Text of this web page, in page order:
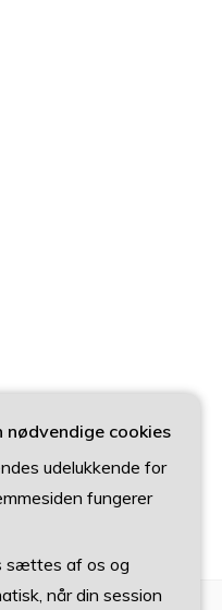
nødvendige cookies
udelukkende for
fungerer
sættes af os og
når din session